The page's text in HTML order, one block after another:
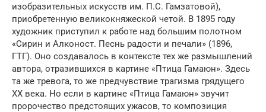
изобразительных искусств им. П.С. Гамзатовой),
приобретенную великокняжеской четой. В 1895 году
художник приступил к работе над большим полотном
«Сирин и Алконост. Песнь радости и печали» (1896,
ГТГ). Оно создавалось в контексте тех же размышлений
автора, отразившихся в картине «Птица Гамаюн». Здесь
та же тревога, то же предчувствие трагизма грядущего
ХХ века. Но если в картине «Птица Гамаюн» звучит
пророчество предстоящих ужасов, то композиция